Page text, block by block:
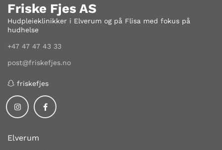
Friske Fjes AS
Hudpleieklinikker i Elverum og på Flisa med fokus på
hudhelse
+47 47 47 43 33
post@friskefjes.no
 friskefjes
Elverum